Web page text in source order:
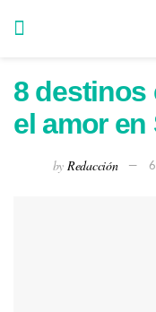
8 destinos
el amor en
by Redacción